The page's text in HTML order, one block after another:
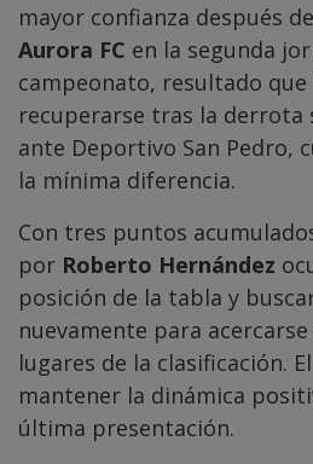
mayor confianza después
Aurora FC en la segunda
campeonato, resultado
recuperarse tras la derrota
ante Deportivo San Pedro,
la mínima diferencia.
Con tres puntos
por Roberto Hernández
posición de la tabla y
nuevamente para
lugares de la clasificación.
mantener la dinámica
última presentación.